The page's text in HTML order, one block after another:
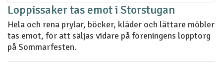
Loppissaker tas emot i Storstugan
Hela och rena prylar, böcker, kläder och lättare möbler
tas emot, för att säljas vidare på föreningens lopptorg
på Sommarfesten.